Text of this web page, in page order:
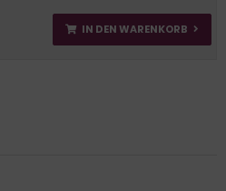
IN DEN WARENKORB